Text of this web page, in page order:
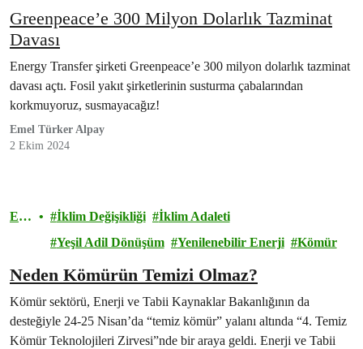
Greenpeace’e 300 Milyon Dolarlık Tazminat
Davası
Energy Transfer şirketi Greenpeace’e 300 milyon dolarlık tazminat
davası açtı. Fosil yakıt şirketlerinin susturma çabalarından
korkmuyoruz, susmayacağız!
Emel Türker Alpay
2 Ekim 2024
Ene
İklim Değişikliği
İklim Adaleti
Yeşil Adil Dönüşüm
Yenilenebilir Enerji Kömür
Neden Kömürün Temizi Olmaz?
Kömür sektörü, Enerji ve Tabii Kaynaklar Bakanlığının da
desteğiyle 24-25 Nisan’da “temiz kömür” yalanı altında “4. Temiz
Kömür Teknolojileri Zirvesi”nde bir araya geldi. Enerji ve Tabii